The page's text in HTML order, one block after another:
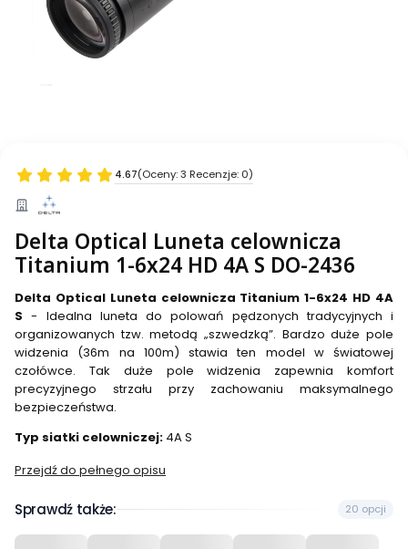
4.67(Oceny: 3 Recenzje: 0)
Delta Optical Luneta celownicza
Titanium 1-6x24 HD 4A S DO-2436
Delta Optical Luneta celownicza Titanium 1-6x24 HD 4A
S - Idealna luneta do polowań pędzonych tradycyjnych i
organizowanych tzw. metodą „szwedzką”. Bardzo duże pole
widzenia (36m na 100m) stawia ten model w światowej
czołówce. Tak duże pole widzenia zapewnia komfort
precyzyjnego strzału przy zachowaniu maksymalnego
bezpieczeństwa.
Typ siatki celowniczej: 4A S
Przejdź do pełnego opisu
Sprawdź także: 20 opcji